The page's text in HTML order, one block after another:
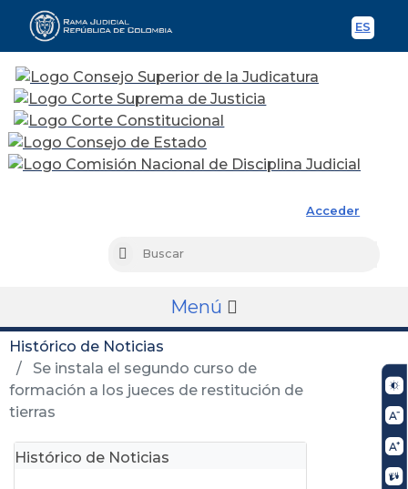
ES
Acceder
Buscar
Menú
Histórico de Noticias
Se instala el segundo curso de
formación a los jueces de restitución de
tierras
Histórico de Noticias